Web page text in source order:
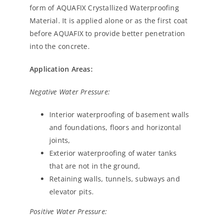
form of AQUAFIX Crystallized Waterproofing
Material. It is applied alone or as the first coat
before AQUAFIX to provide better penetration
into the concrete.
Application Areas:
Negative Water Pressure:
Interior waterproofing of basement walls
and foundations, floors and horizontal
joints,
Exterior waterproofing of water tanks
that are not in the ground,
Retaining walls, tunnels, subways and
elevator pits.
Positive Water Pressure: